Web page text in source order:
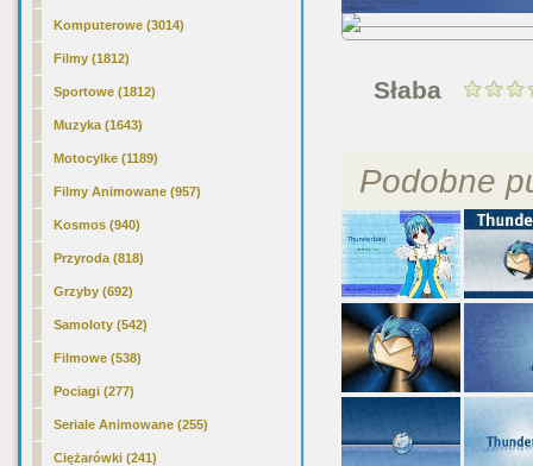
Komputerowe (3014)
Filmy (1812)
Sportowe (1812)
Muzyka (1643)
Motocylke (1189)
Filmy Animowane (957)
Kosmos (940)
Przyroda (818)
Grzyby (692)
Samoloty (542)
Filmowe (538)
Pociagi (277)
Seriale Animowane (255)
Ciężarówki (241)
Słaba
Podobne